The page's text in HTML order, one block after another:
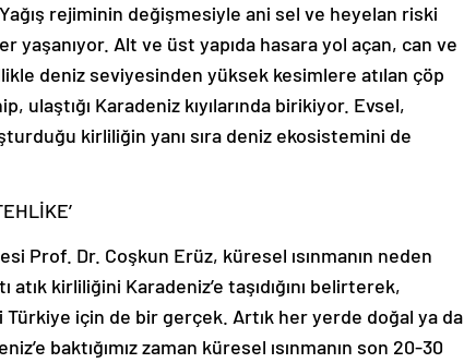
rejiminin değişmesiyle ani sel ve heyelan riski
Alt ve üst yapıda hasara yol açan, can ve
deniz seviyesinden yüksek kesimlere atılan çöp
ulaştığı Karadeniz kıyılarında birikiyor. Evsel,
kirliliğin yanı sıra deniz ekosistemini de
Prof. Dr. Coşkun Erüz, küresel ısınmanın neden
atık kirliliğini Karadeniz’e taşıdığını belirterek,
Türkiye için de bir gerçek. Artık her yerde doğal ya da
baktığımız zaman küresel ısınmanın son 20-30